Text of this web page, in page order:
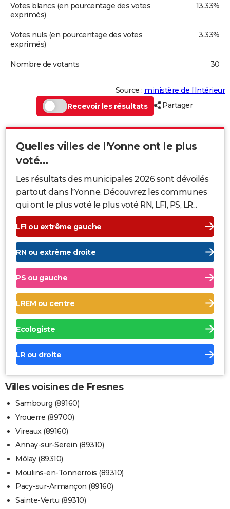
Votes blancs (en pourcentage des votes
exprimés)
13,33%
Votes nuls (en pourcentage des votes
exprimés)
3,33%
Nombre de votants 30
Source : ministère de l’Intérieur
Recevoir les résultats
Partager
Quelles villes de l'Yonne ont le plus
voté...
Les résultats des municipales 2026 sont dévoilés
partout dans l'Yonne. Découvrez les communes
qui ont le plus voté le plus voté RN, LFI, PS, LR...
LFI ou extrême gauche
RN ou extrême droite
PS ou gauche
LREM ou centre
Ecologiste
LR ou droite
Villes voisines de Fresnes
Sambourg (89160)
Yrouerre (89700)
Vireaux (89160)
Annay-sur-Serein (89310)
Môlay (89310)
Moulins-en-Tonnerrois (89310)
Pacy-sur-Armançon (89160)
Sainte-Vertu (89310)